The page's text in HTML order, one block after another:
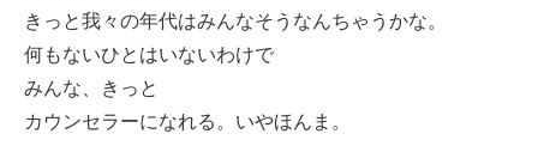
きっと我々の年代はみんなそうなんちゃうかな。
何もないひとはいないわけで
みんな、きっと
カウンセラーになれる。いやほんま。